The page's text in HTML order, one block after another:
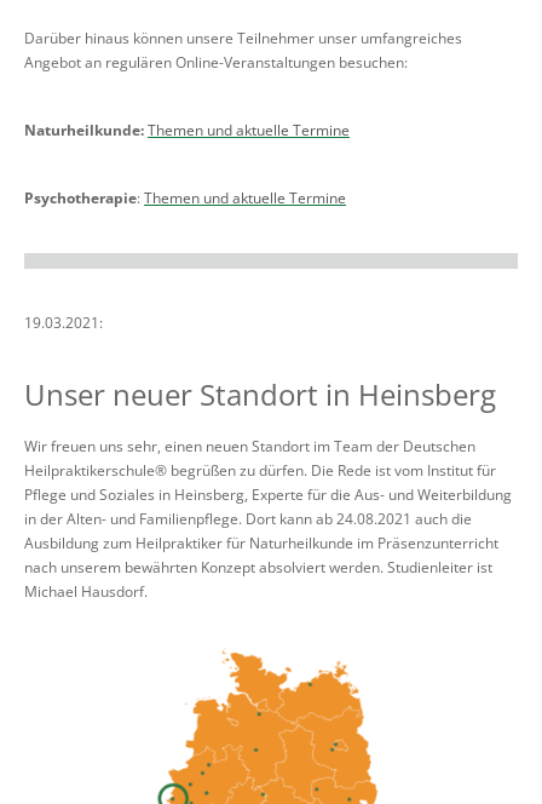
Darüber hinaus können unsere Teilnehmer unser umfangreiches
Angebot an regulären Online-Veranstaltungen besuchen:
Naturheilkunde:Themen und aktuelle Termine
Psychotherapie:Themen und aktuelle Termine
19.03.2021:
Unser neuer Standort in Heinsberg
Wir freuen uns sehr, einen neuen Standort im Team der Deutschen
Heilpraktikerschule® begrüßen zu dürfen. Die Rede ist vom Institut für
Pflege und Soziales in Heinsberg, Experte für die Aus- und Weiterbildung
in der Alten- und Familienpflege. Dort kann ab 24.08.2021 auch die
Ausbildung zum Heilpraktiker für Naturheilkunde im Präsenzunterricht
nach unserem bewährten Konzept absolviert werden. Studienleiter ist
Michael Hausdorf.